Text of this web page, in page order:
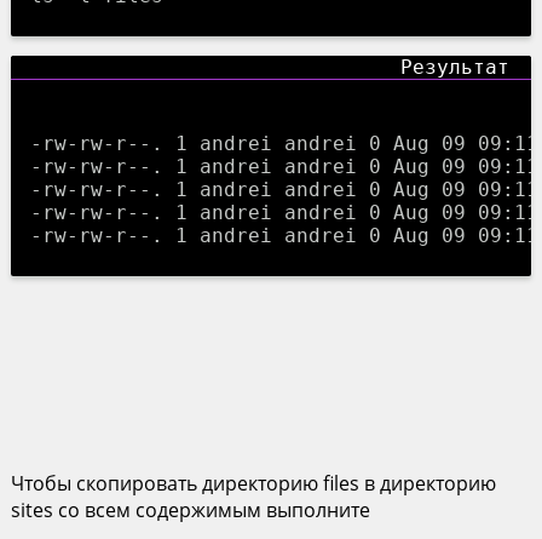
-rw-rw-r--. 1 andrei andrei 0 Aug 09
-rw-rw-r--. 1 andrei andrei 0 Aug 09
-rw-rw-r--. 1 andrei andrei 0 Aug 09
-rw-rw-r--. 1 andrei andrei 0 Aug 09
Чтобы скопировать директорию files в директорию
sites со всем содержимым выполните